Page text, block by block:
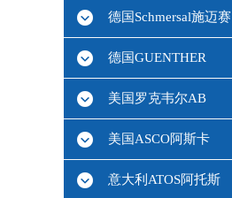
德国Schmersal施迈赛
德国GUENTHER
美国罗克韦尔AB
美国ASCO阿斯卡
意大利ATOS阿托斯